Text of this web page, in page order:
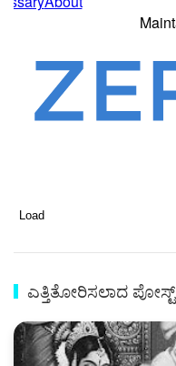
Load
ಎತ್ತಿತೋರಿಸಲಾದ ಪೋಸ್ಟ್